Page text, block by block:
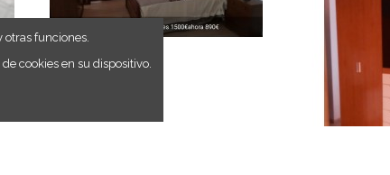
otras funciones.
cookies en su dispositivo.